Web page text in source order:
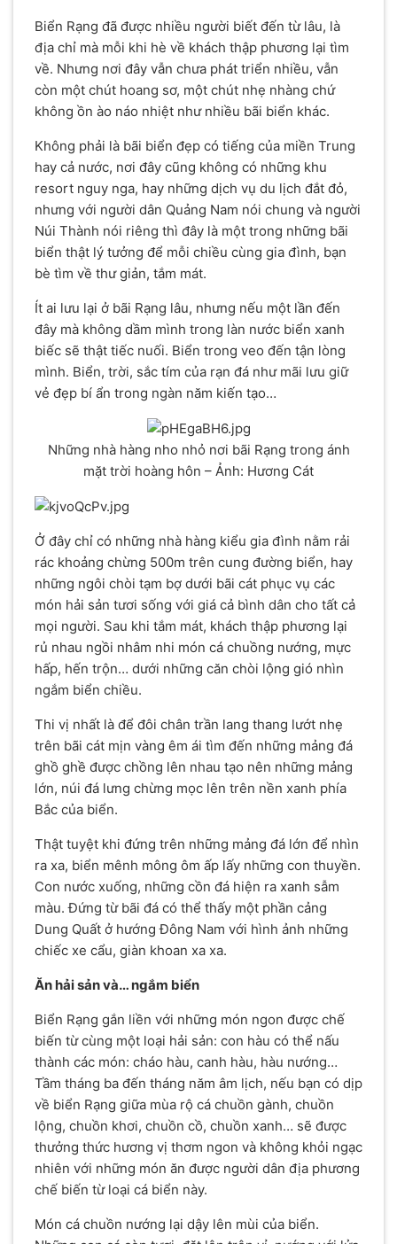
Biển Rạng đã được nhiều người biết đến từ lâu, là
địa chỉ mà mỗi khi hè về khách thập phương lại tìm
về. Nhưng nơi đây vẫn chưa phát triển nhiều, vẫn
còn một chút hoang sơ, một chút nhẹ nhàng chứ
không ồn ào náo nhiệt như nhiều bãi biển khác.
Không phải là bãi biển đẹp có tiếng của miền Trung
hay cả nước, nơi đây cũng không có những khu
resort nguy nga, hay những dịch vụ du lịch đắt đỏ,
nhưng với người dân Quảng Nam nói chung và người
Núi Thành nói riêng thì đây là một trong những bãi
biển thật lý tưởng để mỗi chiều cùng gia đình, bạn
bè tìm về thư giản, tắm mát.
Ít ai lưu lại ở bãi Rạng lâu, nhưng nếu một lần đến
đây mà không dầm mình trong làn nước biển xanh
biếc sẽ thật tiếc nuối. Biển trong veo đến tận lòng
mình. Biển, trời, sắc tím của rạn đá như mãi lưu giữ
vẻ đẹp bí ẩn trong ngàn năm kiến tạo…
Những nhà hàng nho nhỏ nơi bãi Rạng trong ánh
mặt trời hoàng hôn – Ảnh: Hương Cát
Ở đây chỉ có những nhà hàng kiểu gia đình nằm rải
rác khoảng chừng 500m trên cung đường biển, hay
những ngôi chòi tạm bợ dưới bãi cát phục vụ các
món hải sản tươi sống với giá cả bình dân cho tất cả
mọi người. Sau khi tắm mát, khách thập phương lại
rủ nhau ngồi nhâm nhi món cá chuồng nướng, mực
hấp, hến trộn… dưới những căn chòi lộng gió nhìn
ngắm biển chiều.
Thi vị nhất là để đôi chân trần lang thang lướt nhẹ
trên bãi cát mịn vàng êm ái tìm đến những mảng đá
ghồ ghề được chồng lên nhau tạo nên những mảng
lớn, núi đá lưng chừng mọc lên trên nền xanh phía
Bắc của biển.
Thật tuyệt khi đứng trên những mảng đá lớn để nhìn
ra xa, biển mênh mông ôm ấp lấy những con thuyền.
Con nước xuống, những cồn đá hiện ra xanh sẫm
màu. Đứng từ bãi đá có thể thấy một phần cảng
Dung Quất ở hướng Đông Nam với hình ảnh những
chiếc xe cẩu, giàn khoan xa xa.
Ăn hải sản và… ngắm biển
Biển Rạng gắn liền với những món ngon được chế
biến từ cùng một loại hải sản: con hàu có thể nấu
thành các món: cháo hàu, canh hàu, hàu nướng…
Tầm tháng ba đến tháng năm âm lịch, nếu bạn có dịp
về biển Rạng giữa mùa rộ cá chuồn gành, chuồn
lộng, chuồn khơi, chuồn cồ, chuồn xanh… sẽ được
thưởng thức hương vị thơm ngon và không khỏi ngạc
nhiên với những món ăn được người dân địa phương
chế biến từ loại cá biển này.
Món cá chuồn nướng lại dậy lên mùi của biển.